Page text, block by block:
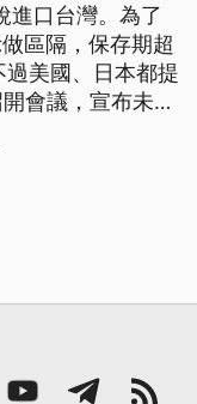
進口台灣。為了
區隔，保存期超
美國、日本都提
會議，宣布未來
將給業者1年緩